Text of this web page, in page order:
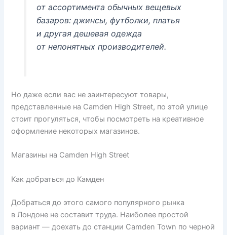
от ассортимента обычных вещевых
базаров: джинсы, футболки, платья
и другая дешевая одежда
от непонятных производителей.
Но даже если вас не заинтересуют товары,
представленные на Camden High Street, по этой улице
стоит прогуляться, чтобы посмотреть на креативное
оформление некоторых магазинов.
Магазины на Camden High Street
Как добраться до Камден
Добраться до этого самого популярного рынка
в Лондоне не составит труда. Наиболее простой
вариант — доехать до станции Camden Town по черной